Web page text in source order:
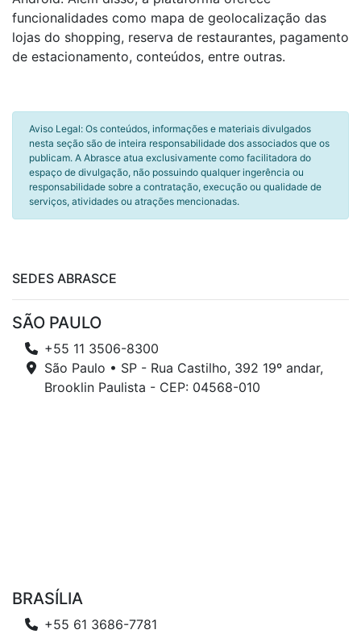
funcionalidades como mapa de geolocalização das
lojas do shopping, reserva de restaurantes, pagamento
de estacionamento, conteúdos, entre outras.
Aviso Legal: Os conteúdos, informações e materiais divulgados
nesta seção são de inteira responsabilidade dos associados que os
publicam. A Abrasce atua exclusivamente como facilitadora do
espaço de divulgação, não possuindo qualquer ingerência ou
responsabilidade sobre a contratação, execução ou qualidade de
serviços, atividades ou atrações mencionadas.
SEDES ABRASCE
SÃO PAULO
+55 11 3506-8300
São Paulo • SP - Rua Castilho, 392 19º andar,
Brooklin Paulista - CEP: 04568-010
BRASÍLIA
+55 61 3686-7781